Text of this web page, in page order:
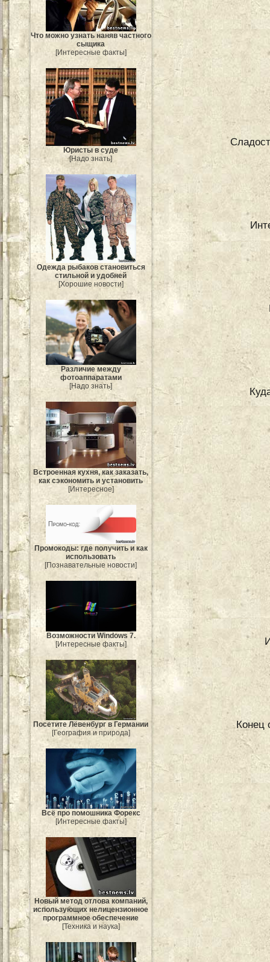
Что можно узнать наняв частного
сыщика
[Интересные факты]
Юристы в суде
[Надо знать]
Одежда рыбаков становиться
стильной и удобней
[Хорошие новости]
Различие между
фотоаппаратами
[Надо знать]
Встроенная кухня, как заказать,
как сэкономить и установить
[Интересное]
Промокоды: где получить и как
использовать
[Познавательные новости]
Возможности Windows 7.
[Интересные факты]
Посетите Лёвенбург в Германии
[География и природа]
Всё про помошника Форекс
[Интересные факты]
Новый метод отлова компаний,
использующих нелицензионное
программное обеспечение
[Техника и наука]
Конец